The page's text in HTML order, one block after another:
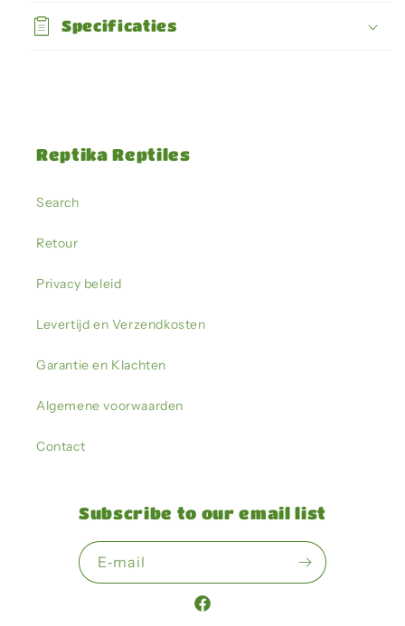
Specificaties
Reptika Reptiles
Search
Retour
Privacy beleid
Levertijd en Verzendkosten
Garantie en Klachten
Algemene voorwaarden
Contact
Subscribe to our email list
E‑mail
Facebook